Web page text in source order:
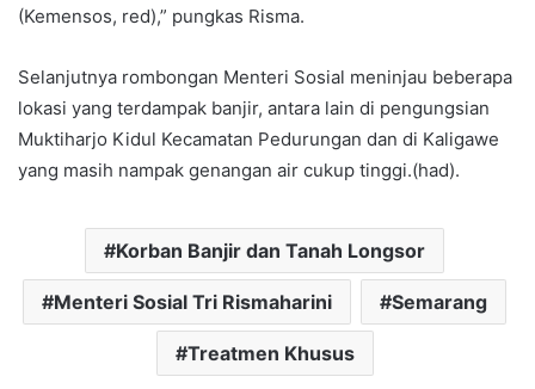
(Kemensos, red),” pungkas Risma.
Selanjutnya rombongan Menteri Sosial meninjau beberapa
lokasi yang terdampak banjir, antara lain di pengungsian
Muktiharjo Kidul Kecamatan Pedurungan dan di Kaligawe
yang masih nampak genangan air cukup tinggi.(had).
Korban Banjir dan Tanah Longsor
Menteri Sosial Tri Rismaharini Semarang
Treatmen Khusus